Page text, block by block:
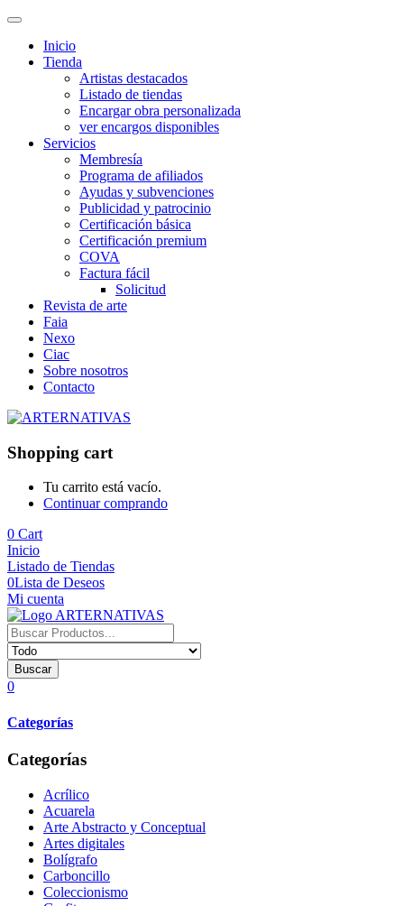
Inicio
Tienda
Artistas destacados
Listado de tiendas
Encargar obra personalizada
ver encargos disponibles
Servicios
Membresía
Programa de afiliados
Ayudas y subvenciones
Publicidad y patrocinio
Certificación básica
Certificación premium
COVA
Factura fácil
Solicitud
Revista de arte
Faia
Nexo
Ciac
Sobre nosotros
Contacto
Shopping cart
Tu carrito está vacío.
Continuar comprando
0 Cart
Inicio
Listado de Tiendas
0Lista de Deseos
Mi cuenta
Buscar
0
Categorías
Categorías
Acrílico
Acuarela
Arte Abstracto y Conceptual
Artes digitales
Bolígrafo
Carboncillo
Coleccionismo